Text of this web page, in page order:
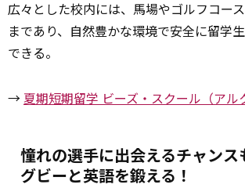
広々とした校内には、馬場やゴルフコー
まであり、自然豊かな環境で安全に留学
できる。
→ 夏期短期留学 ビーズ・スクール（アル
憧れの選手に出会えるチャンス
グビーと英語を鍛える！